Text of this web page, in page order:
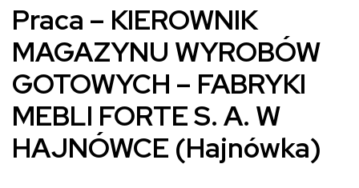
Praca – KIEROWNIK
MAGAZYNU WYROBÓW
GOTOWYCH – FABRYKI
MEBLI FORTE S. A. W
HAJNÓWCE (Hajnówka)